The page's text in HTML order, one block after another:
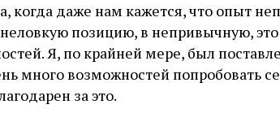
когда даже нам кажется, что опыт
позицию, в непривычную,
Я, по крайней мере, был
много возможностей попробовать
за это.